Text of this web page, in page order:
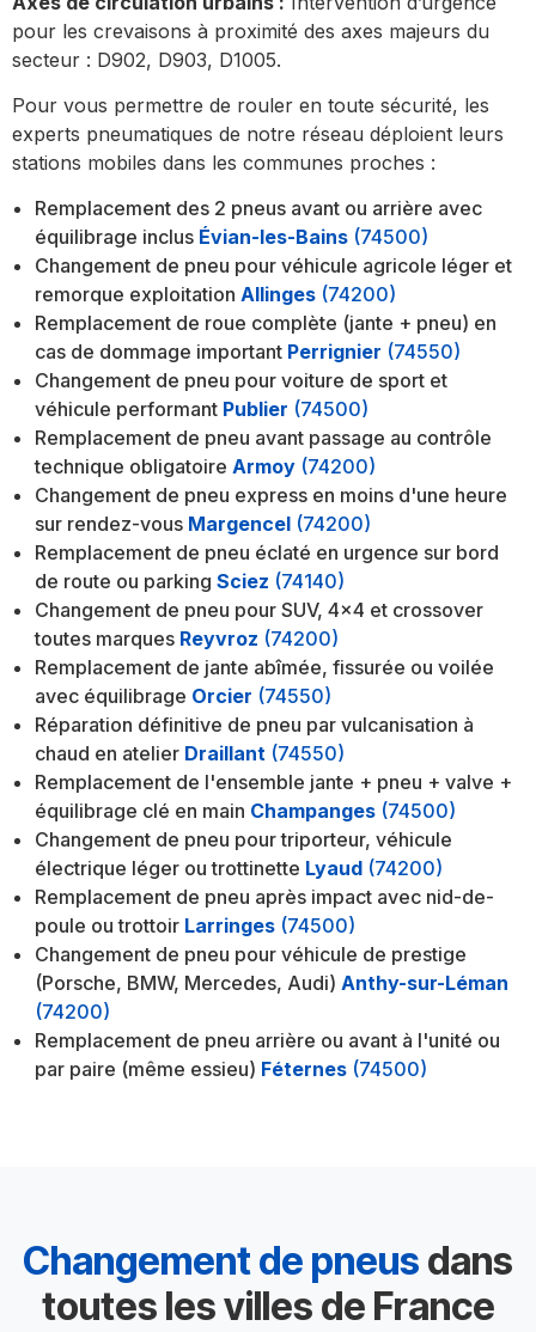
pour les crevaisons à proximité des axes majeurs du
secteur : D902, D903, D1005.
Pour vous permettre de rouler en toute sécurité, les
experts pneumatiques de notre réseau déploient leurs
stations mobiles dans les communes proches :
Remplacement des 2 pneus avant ou arrière avec
équilibrage inclus Évian-les-Bains (74500)
Changement de pneu pour véhicule agricole léger et
remorque exploitation Allinges (74200)
Remplacement de roue complète (jante + pneu) en
cas de dommage important Perrignier (74550)
Changement de pneu pour voiture de sport et
véhicule performant Publier (74500)
Remplacement de pneu avant passage au contrôle
technique obligatoire Armoy (74200)
Changement de pneu express en moins d'une heure
sur rendez-vous Margencel (74200)
Remplacement de pneu éclaté en urgence sur bord
de route ou parking Sciez (74140)
Changement de pneu pour SUV, 4x4 et crossover
toutes marques Reyvroz (74200)
Remplacement de jante abîmée, fissurée ou voilée
avec équilibrage Orcier (74550)
Réparation définitive de pneu par vulcanisation à
chaud en atelier Draillant (74550)
Remplacement de l'ensemble jante + pneu + valve +
équilibrage clé en main Champanges (74500)
Changement de pneu pour triporteur, véhicule
électrique léger ou trottinette Lyaud (74200)
Remplacement de pneu après impact avec nid-de-
poule ou trottoir Larringes (74500)
Changement de pneu pour véhicule de prestige
(Porsche, BMW, Mercedes, Audi) Anthy-sur-Léman
(74200)
Remplacement de pneu arrière ou avant à l'unité ou
par paire (même essieu) Féternes (74500)
Changement de pneus dans
toutes les villes de France